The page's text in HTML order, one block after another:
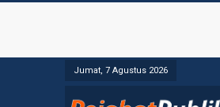
Jumat, 7 Agustus 2026